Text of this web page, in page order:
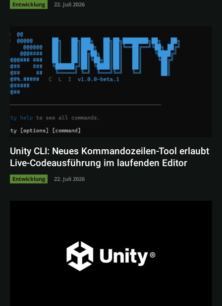
Entwicklung 22. Juli 2026
Unity CLI: Neues Kommandozeilen-Tool erlaubt
Live-Codeausführung im laufenden Editor
Entwicklung 22. Juli 2026